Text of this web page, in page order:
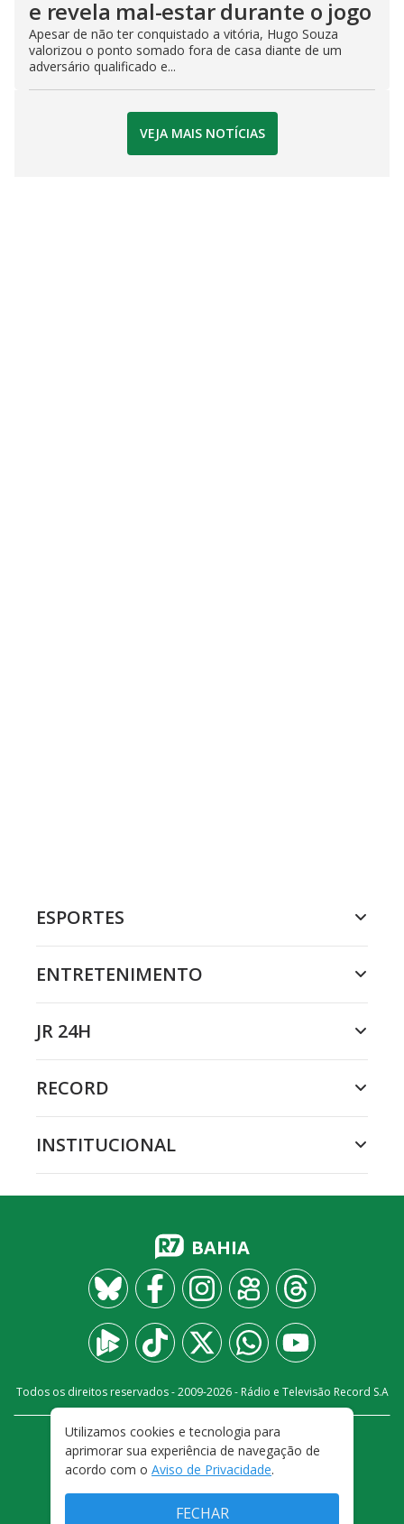
e revela mal-estar durante o jogo
Apesar de não ter conquistado a vitória, Hugo Souza
valorizou o ponto somado fora de casa diante de um
adversário qualificado e...
VEJA MAIS NOTÍCIAS
ESPORTES
ENTRETENIMENTO
JR 24H
RECORD
INSTITUCIONAL
BAHIA
Todos os direitos reservados - 2009-2026- Rádio e Televisão Record S.A
FALE CONOSCO
PRIVACIDADE
TERMOS E CONDIÇÕES DE USO
Utilizamos cookies e tecnologia para
aprimorar sua experiência de navegação de
acordo com o Aviso de Privacidade.
FECHAR